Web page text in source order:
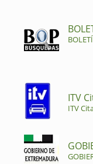
ITV
ITV